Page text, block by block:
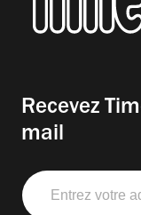
Recevez
mail
Entrez
votre